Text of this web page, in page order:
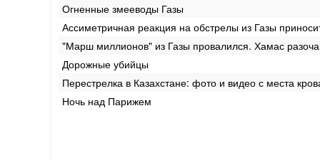
Огненные змееводы Газы
Ассиметричная реакция на обстрелы из Газы
"Марш миллионов" из Газы провалился. Хамас
Дорожные убийцы
Перестрелка в Казахстане: фото и видео с места
Ночь над Парижем